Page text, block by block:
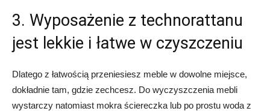
3. Wyposażenie z technorattanu
jest lekkie i łatwe w czyszczeniu
Dlatego z łatwością przeniesiesz meble w dowolne miejsce,
dokładnie tam, gdzie zechcesz. Do wyczyszczenia mebli
wystarczy natomiast mokra ściereczka lub po prostu woda z